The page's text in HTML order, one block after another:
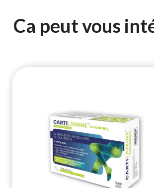
Ca peut vous